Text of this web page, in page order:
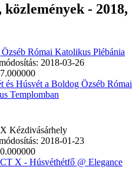
- 2018,
Római Katolikus Plébánia
2018-03-26
és Húsvét a Boldog Özséb Római
Templomban
Kézdivásárhely
2018-01-23
X - Húsvéthétfő @ Elegance